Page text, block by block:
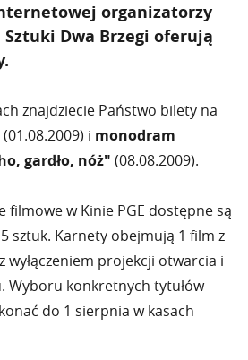
organizatorzy
Dwa Brzegi oferują
.
znajdziecie Państwo bilety na
(01.08.2009) i monodram
gardło, nóż" (08.08.2009).
filmowe w Kinie PGE dostępne są
sztuk. Karnety obejmują 1 film z
wyłączeniem projekcji otwarcia i
Wyboru konkretnych tytułów
do 1 sierpnia w kasach